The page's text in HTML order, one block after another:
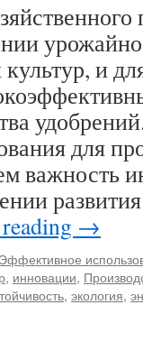
и
для
важность
→
Эффективное
, инновации,
, экология,